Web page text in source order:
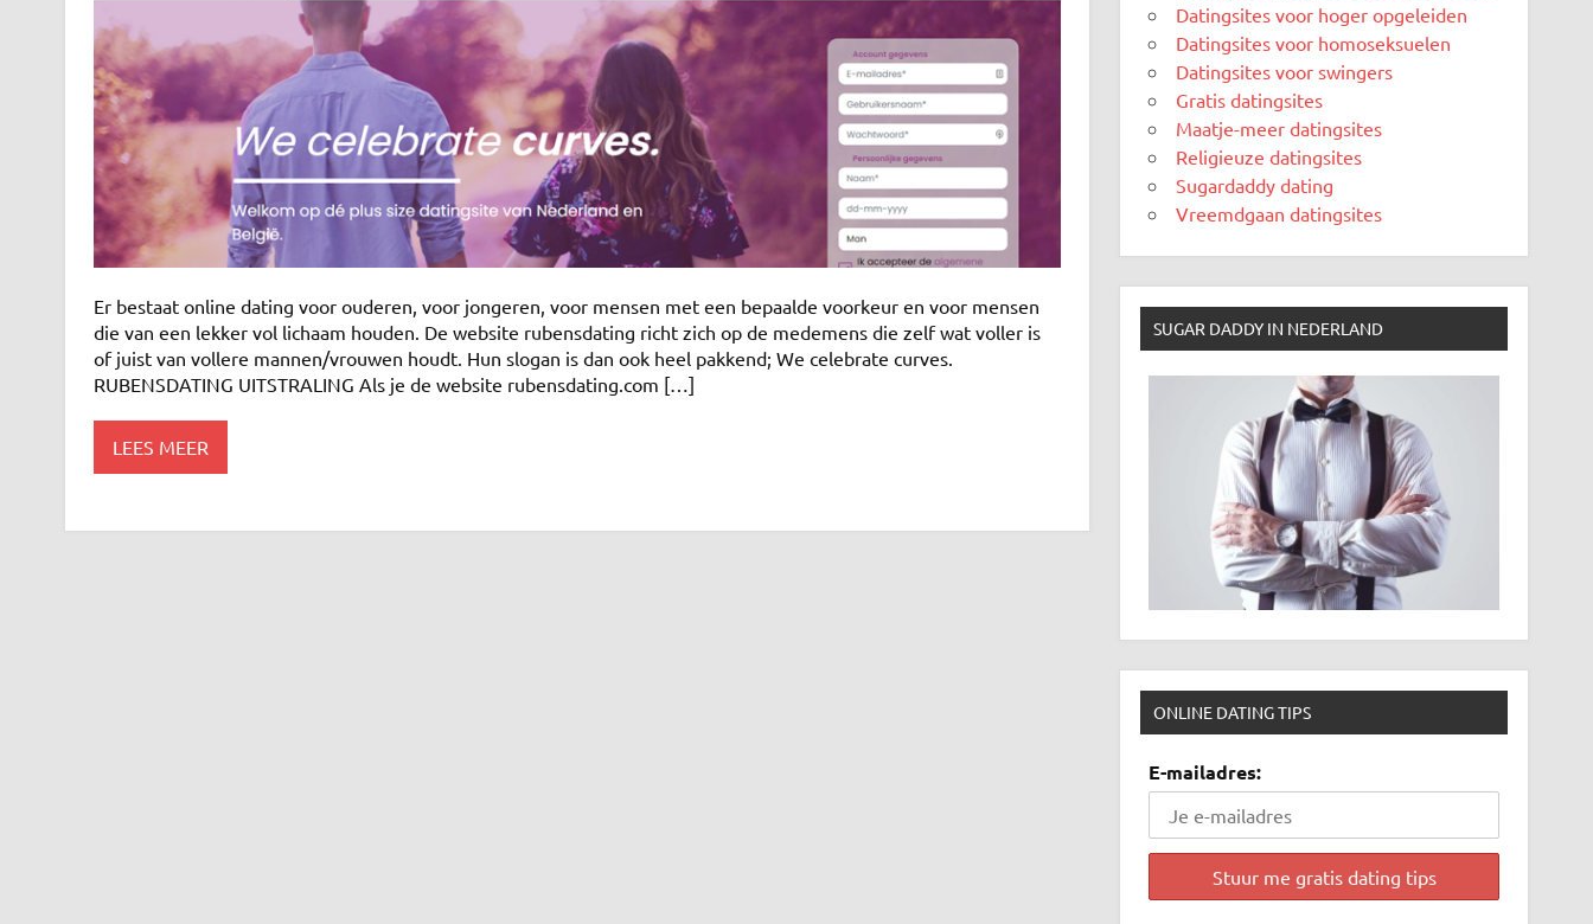
Er bestaat online dating voor ouderen, voor jongeren, voor mensen met een bepaalde voorkeur en voor mensen
die van een lekker vol lichaam houden. De website rubensdating richt zich op de medemens die zelf wat voller is
of juist van vollere mannen/vrouwen houdt. Hun slogan is dan ook heel pakkend; We celebrate curves.
RUBENSDATING UITSTRALING Als je de website rubensdating.com […]
LEES MEER
Datingsites voor hoger opgeleiden
Datingsites voor homoseksuelen
Datingsites voor swingers
Gratis datingsites
Maatje-meer datingsites
Religieuze datingsites
Sugardaddy dating
Vreemdgaan datingsites
SUGAR DADDY IN NEDERLAND
ONLINE DATING TIPS
E-mailadres: